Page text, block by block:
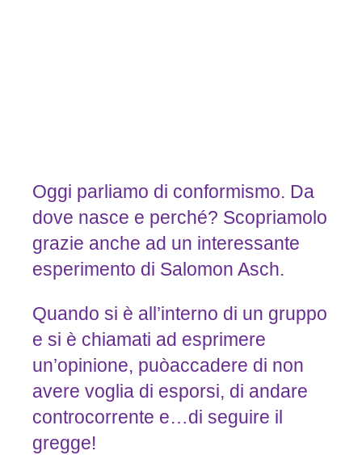
Oggi parliamo di conformismo. Da
dove nasce e perché? Scopriamolo
grazie anche ad un interessante
esperimento di Salomon Asch.
Quando si è all’interno di un gruppo
e si è chiamati ad esprimere
un’opinione, puòaccadere di non
avere voglia di esporsi, di andare
controcorrente e…di seguire il
gregge!